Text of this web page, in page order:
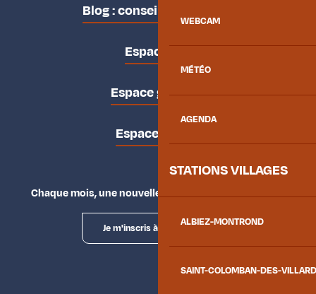
WEBCAM
MÉTÉO
AGENDA
STATIONS VILLAGES
ALBIEZ-MONTROND
SAINT-COLOMBAN-DES-
Blog : conseils des locaux
Espace pro
Espace groupes
Espace presse
Chaque mois, une nouvelle façon d'explorer la vallée.
Je m'inscris à la newsletter